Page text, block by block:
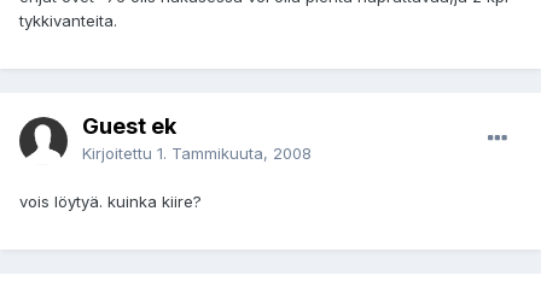
tykkivanteita.
Guest ek
Kirjoitettu 1. Tammikuuta, 2008
vois löytyä. kuinka kiire?